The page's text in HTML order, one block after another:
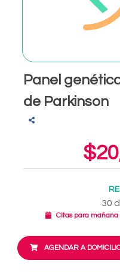
Panel
de Parkinson
30
Citas para
AGENDAR A